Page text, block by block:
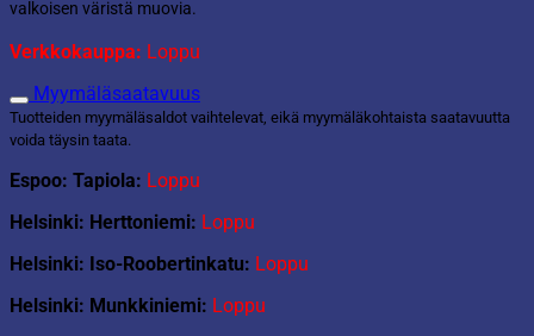
valkoisen väristä muovia.
Verkkokauppa: Loppu
Myymäläsaatavuus
Tuotteiden myymäläsaldot vaihtelevat, eikä myymäläkohtaista saatavuutta
voida täysin taata.
Espoo: Tapiola: Loppu
Helsinki: Herttoniemi: Loppu
Helsinki: Iso-Roobertinkatu: Loppu
Helsinki: Munkkiniemi: Loppu